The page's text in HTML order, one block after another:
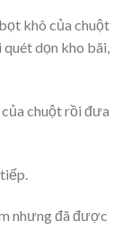
khô của chuột
dọn kho bãi,
chuột rồi đưa
nhưng đã được